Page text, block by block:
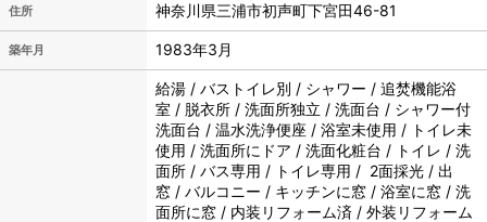
住所 神奈川県三浦市初声町下宮田46-81
築年月 1983年3月
給湯 / バストイレ別 / シャワー / 追焚機能浴
室 / 脱衣所 / 洗面所独立 / 洗面台 / シャワー付
洗面台 / 温水洗浄便座 / 浴室未使用 / トイレ未
使用 / 洗面所にドア / 洗面化粧台 / トイレ / 洗
面所 / バス専用 / トイレ専用 / 2面採光 / 出
窓 / バルコニー / キッチンに窓 / 浴室に窓 / 洗
面所に窓 / 内装リフォーム済 / 外装リフォーム